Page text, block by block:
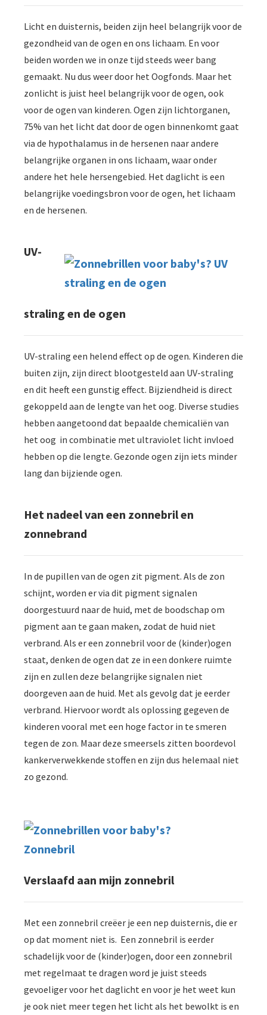
Licht en duisternis, beiden zijn heel belangrijk voor de
gezondheid van de ogen en ons lichaam. En voor
beiden worden we in onze tijd steeds weer bang
gemaakt. Nu dus weer door het Oogfonds. Maar het
zonlicht is juist heel belangrijk voor de ogen, ook
voor de ogen van kinderen. Ogen zijn lichtorganen,
75% van het licht dat door de ogen binnenkomt gaat
via de hypothalamus in de hersenen naar andere
belangrijke organen in ons lichaam, waar onder
andere het hele hersengebied. Het daglicht is een
belangrijke voedingsbron voor de ogen, het lichaam
en de hersenen.
UV-
straling en de ogen
UV-straling een helend effect op de ogen. Kinderen die
buiten zijn, zijn direct blootgesteld aan UV-straling
en dit heeft een gunstig effect. Bijziendheid is direct
gekoppeld aan de lengte van het oog. Diverse studies
hebben aangetoond dat bepaalde chemicaliën van
het oog in combinatie met ultraviolet licht invloed
hebben op die lengte. Gezonde ogen zijn iets minder
lang dan bijziende ogen.
Het nadeel van een zonnebril en
zonnebrand
In de pupillen van de ogen zit pigment. Als de zon
schijnt, worden er via dit pigment signalen
doorgestuurd naar de huid, met de boodschap om
pigment aan te gaan maken, zodat de huid niet
verbrand. Als er een zonnebril voor de (kinder)ogen
staat, denken de ogen dat ze in een donkere ruimte
zijn en zullen deze belangrijke signalen niet
doorgeven aan de huid. Met als gevolg dat je eerder
verbrand. Hiervoor wordt als oplossing gegeven de
kinderen vooral met een hoge factor in te smeren
tegen de zon. Maar deze smeersels zitten boordevol
kankerverwekkende stoffen en zijn dus helemaal niet
zo gezond.
Verslaafd aan mijn zonnebril
Met een zonnebril creëer je een nep duisternis, die er
op dat moment niet is. Een zonnebril is eerder
schadelijk voor de (kinder)ogen, door een zonnebril
met regelmaat te dragen word je juist steeds
gevoeliger voor het daglicht en voor je het weet kun
je ook niet meer tegen het licht als het bewolkt is en